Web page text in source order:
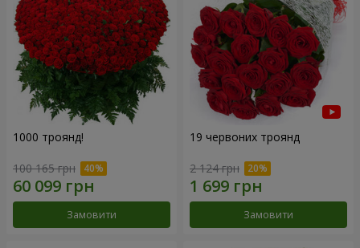
1000 троянд!
100 165 грн
Замовити
19 червоних троянд
2 124 грн
Замовити